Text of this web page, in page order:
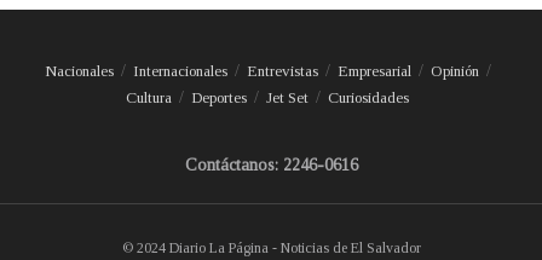
Nacionales Internacionales Entrevistas Empresarial
Opinión
Cultura
Deportes Jet Set Curiosidades
Contáctanos: 2246-0616
© 2024 Diario La Página - Noticias de El Salvador